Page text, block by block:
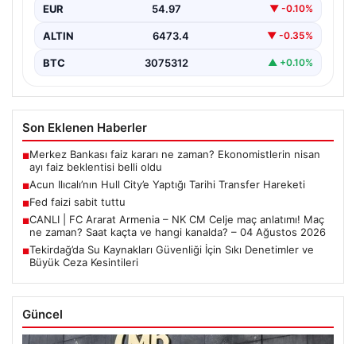
EUR 54.97 ▼ -0.10%
ALTIN 6473.4 ▼ -0.35%
BTC 3075312 ▲ +0.10%
Son Eklenen Haberler
■Merkez Bankası faiz kararı ne zaman? Ekonomistlerin nisan
ayı faiz beklentisi belli oldu
■Acun Ilıcalı’nın Hull City’e Yaptığı Tarihi Transfer Hareketi
■Fed faizi sabit tuttu
■CANLI | FC Ararat Armenia – NK CM Celje maç anlatımı! Maç
ne zaman? Saat kaçta ve hangi kanalda? – 04 Ağustos 2026
■Tekirdağ’da Su Kaynakları Güvenliği İçin Sıkı Denetimler ve
Büyük Ceza Kesintileri
Güncel